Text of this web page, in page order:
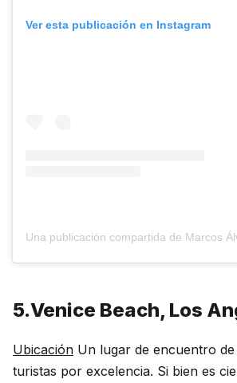
Ver esta publicación en Instagram
5.Venice Beach, Los
Ubicación Un lugar de encuentro
turistas por excelencia. Si bien es